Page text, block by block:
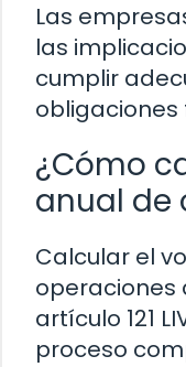
Las
las
cumplir
obligaciones
¿Cómo
anual de
Calcular el
operaciones
artículo 121
proceso